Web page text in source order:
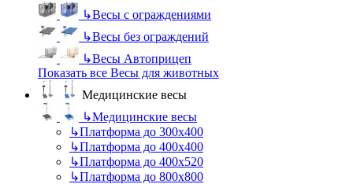
↳Весы с ограждениями
↳Весы без ограждений
↳Весы Автоприцеп
Показать все Весы для животных
Медицинские весы
↳Медицинские весы
↳Платформа до 300х400
↳Платформа до 400х400
↳Платформа до 400х520
↳Платформа до 800х800